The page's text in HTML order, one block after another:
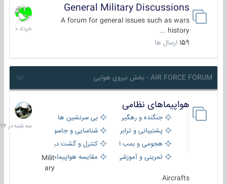
General Military Discussions
A forum for general issues such as wars
history ...
159 ارسال ها
10
خرداد
1400
AIR FORCE FORUM - بخش نیروی هوایی
هواپیماهای نظامی
جنگنده و رهگیر
بی سرنشین ها
پشتیبانی و ترابری
شناسایی و جاسوسی
هجومی و بمب افکن
کنترل و گشت دریایی
تمرینی و آموزشی
مقایسه هواپیماهاMilit
ary
Aircrafts
سه
شنبه
در